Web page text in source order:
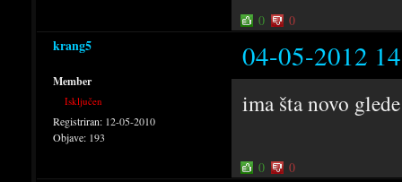
0 0
krang5 04-05-2012
Member
Isključen
Registriran: 12-05-2010
Objave: 193
ima šta novo
0 0